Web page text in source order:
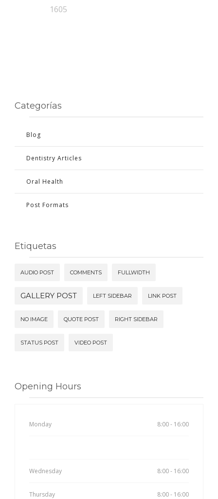
1605
Categorías
Blog
Dentistry Articles
Oral Health
Post Formats
Etiquetas
AUDIO POST COMMENTS FULLWIDTH
GALLERY POST LEFT SIDEBAR LINK POST
NO IMAGE QUOTE POST RIGHT SIDEBAR
STATUS POST VIDEO POST
Opening Hours
Monday 8:00 - 16:00
Wednesday 8:00 - 16:00
Thursday 8:00 - 16:00